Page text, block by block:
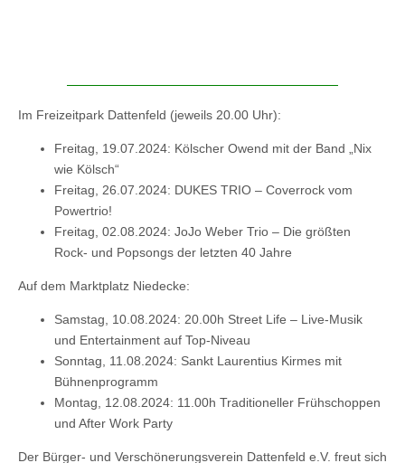
Im Freizeitpark Dattenfeld (jeweils 20.00 Uhr):
Freitag, 19.07.2024: Kölscher Owend mit der Band „Nix
wie Kölsch“
Freitag, 26.07.2024: DUKES TRIO – Coverrock vom
Powertrio!
Freitag, 02.08.2024: JoJo Weber Trio – Die größten
Rock- und Popsongs der letzten 40 Jahre
Auf dem Marktplatz Niedecke:
Samstag, 10.08.2024: 20.00h Street Life – Live-Musik
und Entertainment auf Top-Niveau
Sonntag, 11.08.2024: Sankt Laurentius Kirmes mit
Bühnenprogramm
Montag, 12.08.2024: 11.00h Traditioneller Frühschoppen
und After Work Party
Der Bürger- und Verschönerungsverein Dattenfeld e.V. freut sich